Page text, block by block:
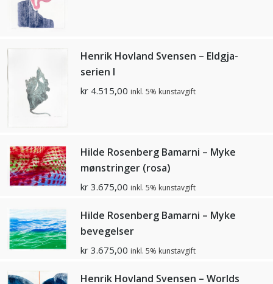
Henrik Hovland Svensen – Eldgja-
serien I
kr 4.515,00 inkl. 5% kunstavgift
Hilde Rosenberg Bamarni – Myke
mønstringer (rosa)
kr 3.675,00 inkl. 5% kunstavgift
Hilde Rosenberg Bamarni – Myke
bevegelser
kr 3.675,00 inkl. 5% kunstavgift
Henrik Hovland Svensen – Worlds